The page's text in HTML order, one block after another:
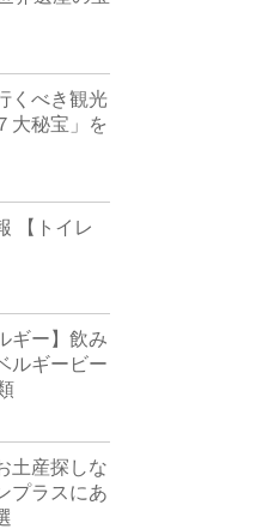
くべき観光
大秘宝」を
【トイレ
ギー】飲み
ルギービー
土産探しな
プラスにあ